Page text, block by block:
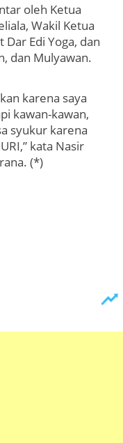
oleh Ketua
Wakil Ketua
Dar Edi Yoga, dan
dan Mulyawan.
karena saya
kawan-kawan,
syukur karena
kata Nasir
(*)